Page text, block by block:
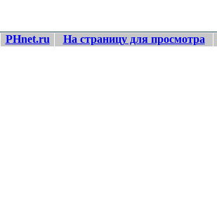
PHnet.ru На страницу для просмотра